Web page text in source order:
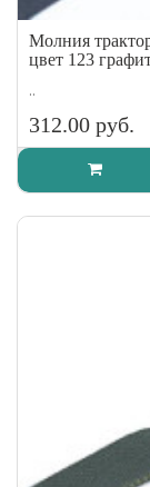
Молния
цвет 123
..
312.00 руб.